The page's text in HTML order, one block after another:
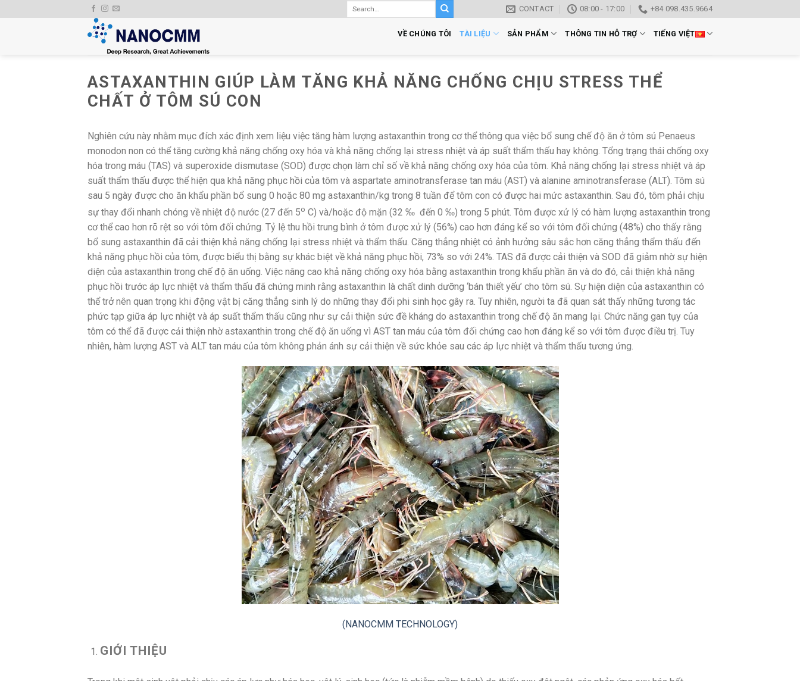
to
CONTACT 08:00 - 17:00 +84 098.435.9664
VỀ CHÚNG TÔI TÀI LIỆU SẢN PHẨM THÔNG TIN HỖ TRỢ TIẾNG VIỆT
ASTAXANTHIN GIÚP LÀM TĂNG KHẢ NĂNG CHỐNG CHỊU STRESS THỂ
CHẤT Ở TÔM SÚ CON
Nghiên cứu này nhằm mục đích xác định xem liệu việc tăng hàm lượng astaxanthin trong cơ thể thông qua việc bổ sung chế độ ăn ở tôm sú Penaeus
monodon non có thể tăng cường khả năng chống oxy hóa và khả năng chống lại stress nhiệt và áp suất thẩm thấu hay không. Tổng trạng thái chống oxy
hóa trong máu (TAS) và superoxide dismutase (SOD) được chọn làm chỉ số về khả năng chống oxy hóa của tôm. Khả năng chống lại stress nhiệt và áp
suất thẩm thấu được thể hiện qua khả năng phục hồi của tôm và aspartate aminotransferase tan máu (AST) và alanine aminotransferase (ALT). Tôm sú
sau 5 ngày được cho ăn khẩu phần bổ sung 0 hoặc 80 mg astaxanthin/kg trong 8 tuần để tôm con có được hai mức astaxanthin. Sau đó, tôm phải chịu
sự thay đổi nhanh chóng về nhiệt độ nước (27 đến 5o C) và/hoặc độ mặn (32 ‰ đến 0 ‰) trong 5 phút. Tôm được xử lý có hàm lượng astaxanthin trong
cơ thể cao hơn rõ rệt so với tôm đối chứng. Tỷ lệ thu hồi trung bình ở tôm được xử lý (56%) cao hơn đáng kể so với tôm đối chứng (48%) cho thấy rằng
bổ sung astaxanthin đã cải thiện khả năng chống lại stress nhiệt và thẩm thấu. Căng thẳng nhiệt có ảnh hưởng sâu sắc hơn căng thẳng thẩm thấu đến
khả năng phục hồi của tôm, được biểu thị bằng sự khác biệt về khả năng phục hồi, 73% so với 24%. TAS đã được cải thiện và SOD đã giảm nhờ sự hiện
diện của astaxanthin trong chế độ ăn uống. Việc nâng cao khả năng chống oxy hóa bằng astaxanthin trong khẩu phần ăn và do đó, cải thiện khả năng
phục hồi trước áp lực nhiệt và thẩm thấu đã chứng minh rằng astaxanthin là chất dinh dưỡng ‘bán thiết yếu’ cho tôm sú. Sự hiện diện của astaxanthin có
thể trở nên quan trọng khi động vật bị căng thẳng sinh lý do những thay đổi phi sinh học gây ra. Tuy nhiên, người ta đã quan sát thấy những tương tác
phức tạp giữa áp lực nhiệt và áp suất thẩm thấu cũng như sự cải thiện sức đề kháng do astaxanthin trong chế độ ăn mang lại. Chức năng gan tụy của
tôm có thể đã được cải thiện nhờ astaxanthin trong chế độ ăn uống vì AST tan máu của tôm đối chứng cao hơn đáng kể so với tôm được điều trị. Tuy
nhiên, hàm lượng AST và ALT tan máu của tôm không phản ánh sự cải thiện về sức khỏe sau các áp lực nhiệt và thẩm thấu tương ứng.
(NANOCMM TECHNOLOGY)
GIỚI THIỆU